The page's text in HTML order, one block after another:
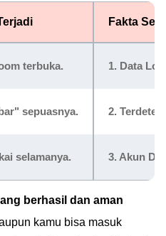
Fakta
terbuka. 1. Data
sepuasnya. 2.
selamanya. 3. Akun
berhasil dan aman
kamu bisa masuk